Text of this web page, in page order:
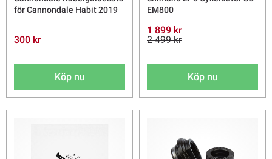
för Cannondale Habit 2019
300 kr
Köp nu
EM800
1 899 kr
2 499 kr
Köp nu